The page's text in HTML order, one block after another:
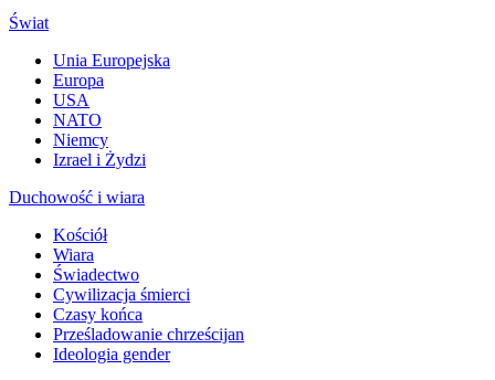
Świat
Unia Europejska
Europa
USA
NATO
Niemcy
Izrael i Żydzi
Duchowość i wiara
Kościół
Wiara
Świadectwo
Cywilizacja śmierci
Czasy końca
Prześladowanie chrześcijan
Ideologia gender